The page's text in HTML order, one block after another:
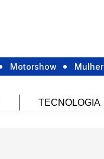
Motorshow Mulher
TECNOLOGIA